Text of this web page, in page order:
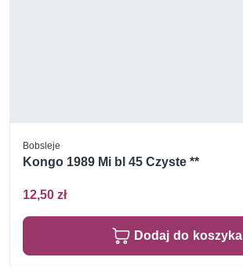
Bobsleje
Kongo 1989 Mi bl 45 Czyste **
12,50 zł
Dodaj do koszyka